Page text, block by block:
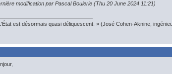
modification par Pascal Boulerie (Thu 20 June 2024 11:21)
est désormais quasi déliquescent. » (José Cohen-Aknine,